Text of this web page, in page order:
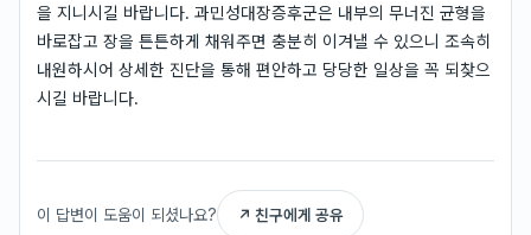
을 지니시길 바랍니다. 과민성대장증후군은 내부의 무너진 균형을
바로잡고 장을 튼튼하게 채워주면 충분히 이겨낼 수 있으니 조속히
내원하시어 상세한 진단을 통해 편안하고 당당한 일상을 꼭 되찾으
시길 바랍니다.
이 답변이 도움이 되셨나요? ↗ 친구에게 공유